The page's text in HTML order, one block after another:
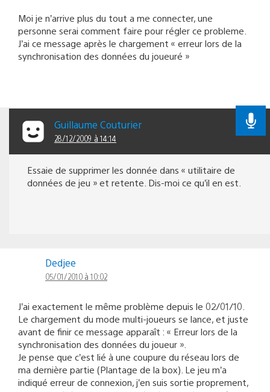
Moi je n’arrive plus du tout a me connecter, une
personne serai comment faire pour régler ce probleme.
J’ai ce message après le chargement « erreur lors de la
synchronisation des données du joueuré »
Guillaume Couturier
28/12/2009 à 14:14
Essaie de supprimer les donnée dans « utilitaire de
données de jeu » et retente. Dis-moi ce qu’il en est.
Dedjee
05/01/2010 à 10:02
J’ai exactement le même problème depuis le 02/01/10.
Le chargement du mode multi-joueurs se lance, et juste
avant de finir ce message apparaît : « Erreur lors de la
synchronisation des données du joueur ».
Je pense que c’est lié à une coupure du réseau lors de
ma dernière partie (Plantage de la box). Le jeu m’a
indiqué erreur de connexion, j’en suis sortie proprement,